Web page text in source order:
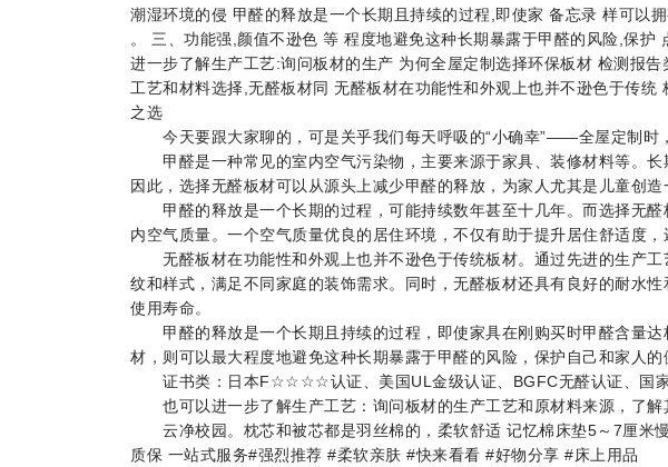
潮湿环境的侵 甲醛的释放是一个长期且持续的过程,即使家 备忘录 样可以
。 三、功能强,颜值不逊色 等 程度地避免这种长期暴露于甲醛的风险,保
进一步了解生产工艺:询问板材的生产 为何全屋定制选择环保板材 检测报
工艺和材料选择,无醛板材同 无醛板材在功能性和外观上也并不逊色于传
之选
今天要跟大家聊的，可是关乎我们每天呼吸的“小确幸”——全屋定制时
甲醛是一种常见的室内空气污染物，主要来源于家具、装修材料等。长
因此，选择无醛板材可以从源头上减少甲醛的释放，为家人尤其是儿童创造
甲醛的释放是一个长期的过程，可能持续数年甚至十几年。而选择无醛
内空气质量。一个空气质量优良的居住环境，不仅有助于提升居住舒适度，
无醛板材在功能性和外观上也并不逊色于传统板材。通过先进的生产工
纹和样式，满足不同家庭的装饰需求。同时，无醛板材还具有良好的耐水
使用寿命。
甲醛的释放是一个长期且持续的过程，即使家具在刚购买时甲醛含量达
材，则可以最大程度地避免这种长期暴露于甲醛的风险，保护自己和家人的
证书类：日本F☆☆☆☆认证、美国UL金级认证、BGFC无醛认证、国
也可以进一步了解生产工艺：询问板材的生产工艺和原材料来源，了解
云净校园。枕芯和被芯都是羽丝棉的，柔软舒适 记忆棉床垫5～7厘米
质保 一站式服务#强烈推荐 #柔软亲肤 #快来看看 #好物分享 #床上用品